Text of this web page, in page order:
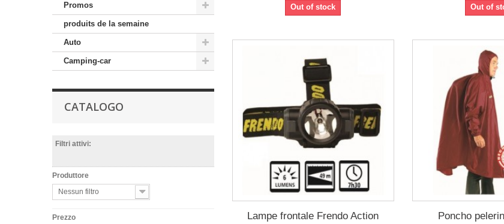
Promos
produits de la semaine
Auto
Camping-car
CATALOGO
Filtri attivi:
Produttore
Nessun filtro
Prezzo
Out of stock Out of
Lampe frontale Frendo Action
Poncho